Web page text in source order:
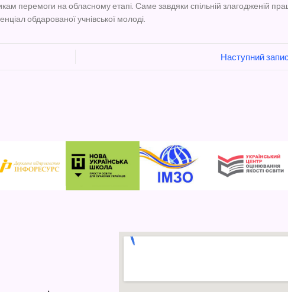
перемоги на обласному етапі. Саме завдяки спільній злагодженій
обдарованої учнівської молоді.
Наступний запис